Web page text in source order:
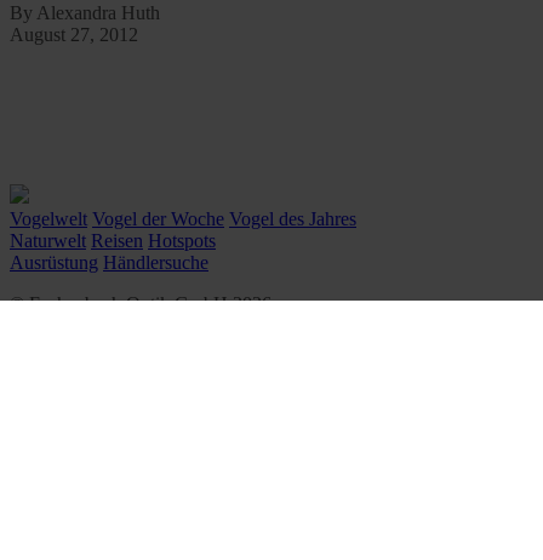
By Alexandra Huth
August 27, 2012
Vogelwelt Vogel der Woche Vogel des Jahres
Naturwelt Reisen Hotspots
Ausrüstung Händlersuche
© Eschenbach Optik GmbH 2026